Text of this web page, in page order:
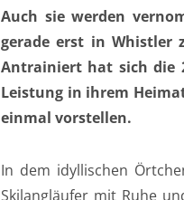
Auch sie werden
gerade erst in Whistler
Antrainiert hat sich die
Leistung in ihrem
einmal vorstellen.
In dem idyllischen
Skilangläufer mit Ruhe